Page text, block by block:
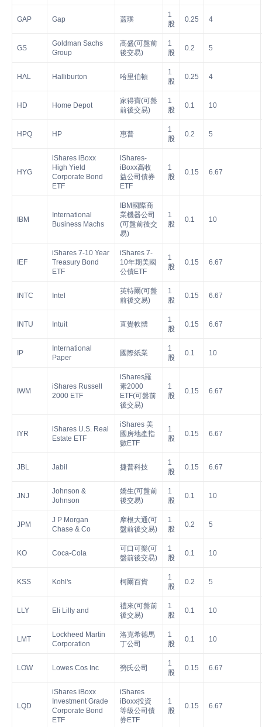
GAP Gap 蓋璞
1
股
0.25 4
GS
Goldman Sachs
Group
高盛(可盤前
後交易)
1
股
0.2 5
HAL Halliburton 哈里伯頓
1
股
0.25 4
HD Home Depot
家得寶(可盤
前後交易)
1
股
0.1 10
HPQ HP 惠普
1
股
0.2 5
HYG
iShares iBoxx
High Yield
Corporate Bond
ETF
iShares-
iBoxx高收
益公司債券
ETF
1
股
0.15 6.67
IBM
International
Business Machs
IBM國際商
業機器公司
(可盤前後交
易)
1
股
0.1 10
IEF
iShares 7-10 Year
Treasury Bond
ETF
iShares 7-
10年期美國
公債ETF
1
股
0.15 6.67
INTC Intel
英特爾(可盤
前後交易)
1
股
0.15 6.67
INTU Intuit 直覺軟體
1
股
0.15 6.67
IP
International
Paper
國際紙業
1
股
0.1 10
IWM
iShares Russell
2000 ETF
iShares羅
素2000
ETF(可盤前
後交易)
1
股
0.15 6.67
IYR
iShares U.S. Real
Estate ETF
iShares 美
國房地產指
數ETF
1
股
0.15 6.67
JBL Jabil 捷普科技
1
股
0.15 6.67
JNJ
Johnson &
Johnson
嬌生(可盤前
後交易)
1
股
0.1 10
JPM
J P Morgan
Chase & Co
摩根大通(可
盤前後交易)
1
股
0.2 5
KO Coca-Cola
可口可樂(可
盤前後交易)
1
股
0.1 10
KSS Kohl's 柯爾百貨
1
股
0.2 5
LLY Eli Lilly and
禮來(可盤前
後交易)
1
股
0.1 10
LMT
Lockheed Martin
Corporation
洛克希德馬
丁公司
1
股
0.1 10
LOW Lowes Cos Inc 勞氏公司
1
股
0.15 6.67
LQD
iShares iBoxx
Investment Grade
Corporate Bond
ETF
iShares
iBoxx投資
等級公司債
券ETF
1
股
0.15 6.67